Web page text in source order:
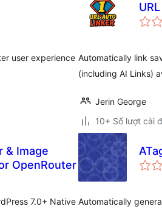
user experience Automatically link
(including AI Links)
Jerin George
10+ Số lượt cài
& Image
OpenRouter
7.0+ Native Automatically